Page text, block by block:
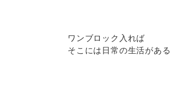
ワンブロック入れば
そこには日常の生活がある